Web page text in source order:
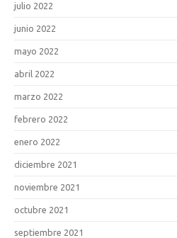
julio 2022
junio 2022
mayo 2022
abril 2022
marzo 2022
febrero 2022
enero 2022
diciembre 2021
noviembre 2021
octubre 2021
septiembre 2021